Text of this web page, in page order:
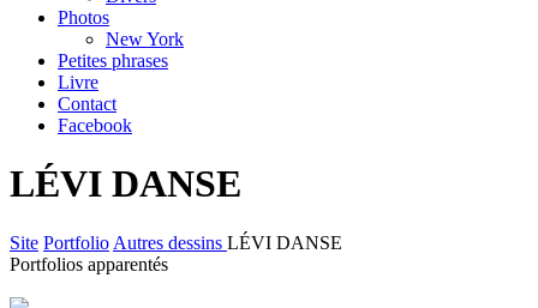
Photos
New York
Petites phrases
Livre
Contact
Facebook
LÉVI DANSE
Site Portfolio Autres dessins LÉVI DANSE
Portfolios apparentés